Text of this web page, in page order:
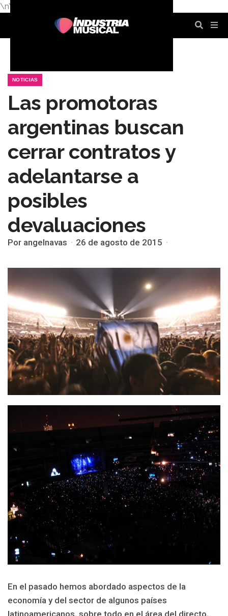
\n\n
NOTICIAS
Las promotoras
argentinas buscan
cerrar contratos y
adelantarse a
posibles
devaluaciones
Por angelnavas 26 de agosto de 2015
En el pasado hemos abordado aspectos de la
economía y del sector de algunos países